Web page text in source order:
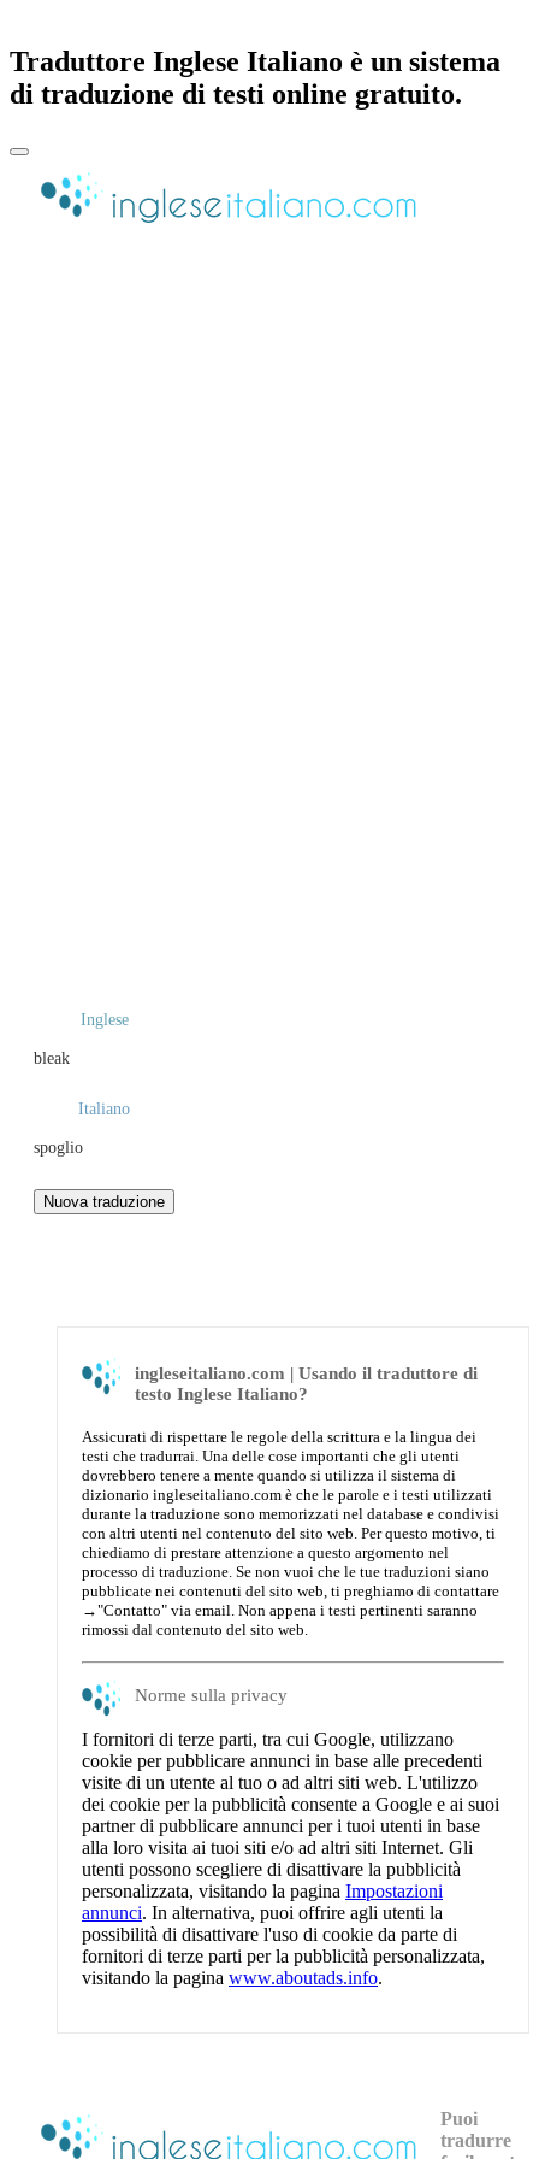
Traduttore Inglese Italiano è un sistema
di traduzione di testi online gratuito.
Inglese
bleak
Italiano
spoglio
ingleseitaliano.com | Usando il traduttore di
testo Inglese Italiano?
Assicurati di rispettare le regole della scrittura e la lingua dei
testi che tradurrai. Una delle cose importanti che gli utenti
dovrebbero tenere a mente quando si utilizza il sistema di
dizionario ingleseitaliano.com è che le parole e i testi utilizzati
durante la traduzione sono memorizzati nel database e condivisi
con altri utenti nel contenuto del sito web. Per questo motivo, ti
chiediamo di prestare attenzione a questo argomento nel
processo di traduzione. Se non vuoi che le tue traduzioni siano
pubblicate nei contenuti del sito web, ti preghiamo di contattare
→"Contatto" via email. Non appena i testi pertinenti saranno
rimossi dal contenuto del sito web.
Norme sulla privacy
I fornitori di terze parti, tra cui Google, utilizzano
cookie per pubblicare annunci in base alle precedenti
visite di un utente al tuo o ad altri siti web. L'utilizzo
dei cookie per la pubblicità consente a Google e ai suoi
partner di pubblicare annunci per i tuoi utenti in base
alla loro visita ai tuoi siti e/o ad altri siti Internet. Gli
utenti possono scegliere di disattivare la pubblicità
personalizzata, visitando la pagina Impostazioni
annunci. In alternativa, puoi offrire agli utenti la
possibilità di disattivare l'uso di cookie da parte di
fornitori di terze parti per la pubblicità personalizzata,
visitando la pagina www.aboutads.info.
Puoi
tradurre